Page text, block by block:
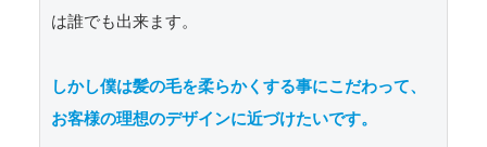
は誰でも出来ます。
しかし僕は髪の毛を柔らかくする事にこだわって、
お客様の理想のデザインに近づけたいです。